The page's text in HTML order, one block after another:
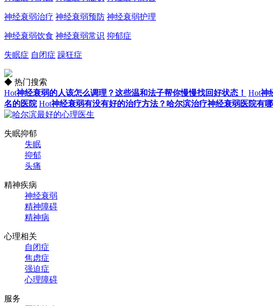
神经衰弱治疗 神经衰弱预防 神经衰弱护理
神经衰弱饮食 神经衰弱常识 抑郁症
失眠症 自闭症 躁狂症
◆ 热门搜索
Hot神经衰弱的人该怎么调理？这些温和法子帮你慢慢找回好状态！ Hot神
名的医院 Hot神经衰弱有没有好的治疗方法？哈尔滨治疗神经衰弱医院有
失眠抑郁
失眠
抑郁
头痛
精神疾病
神经衰弱
精神障碍
精神病
心理相关
自闭症
焦虑症
强迫症
心理障碍
服务